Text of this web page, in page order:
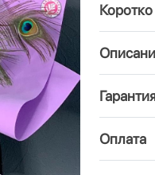
Вперед
Оплата